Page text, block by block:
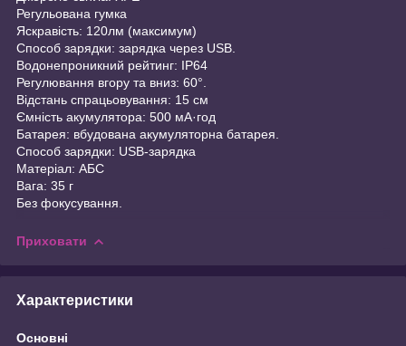
Регульована гумка
Яскравість: 120лм (максимум)
Способ зарядки: зарядка через USB.
Водонепроникний рейтинг: IP64
Регулювання вгору та вниз: 60°.
Відстань спрацьовування: 15 см
Ємність акумулятора: 500 мА·год
Батарея: вбудована акумуляторна батарея.
Способ зарядки: USB-зарядка
Матеріал: АБС
Вага: 35 г
Без фокусування.
Приховати
Характеристики
Основні